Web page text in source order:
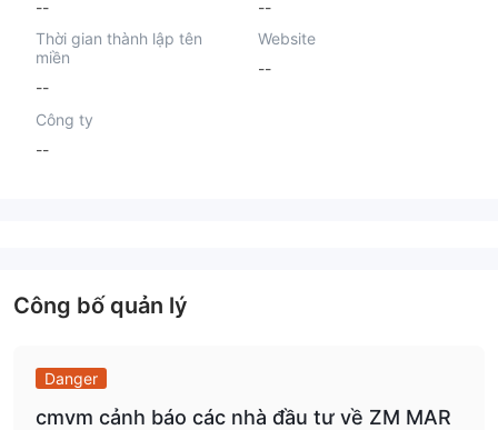
--
--
Thời gian thành lập tên
miền
--
Website
--
Công ty
--
Công bố quản lý
Danger
cmvm cảnh báo các nhà đầu tư về ZM MAR